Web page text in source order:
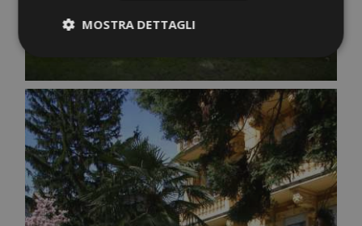
MOSTRA DETTAGLI